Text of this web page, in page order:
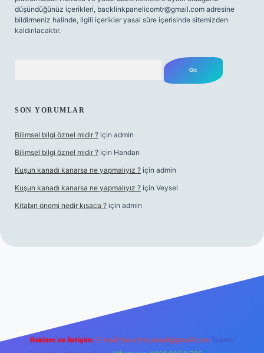
düşündüğünüz içerikleri, backlinkpanelicomtr@gmail.com adresine
bildirmeniz halinde, ilgili içerikler yasal süre içerisinde sitemizden
kaldırılacaktır.
SON YORUMLAR
Bilimsel bilgi öznel midir ? için admin
Bilimsel bilgi öznel midir ? için Handan
Kuşun kanadı kanarsa ne yapmalıyız ? için admin
Kuşun kanadı kanarsa ne yapmalıyız ? için Veysel
Kitabın önemi nedir kısaca ? için admin
Reklam ve İletişim: E-mail: backlinkpaneli@gmail.com Teams: